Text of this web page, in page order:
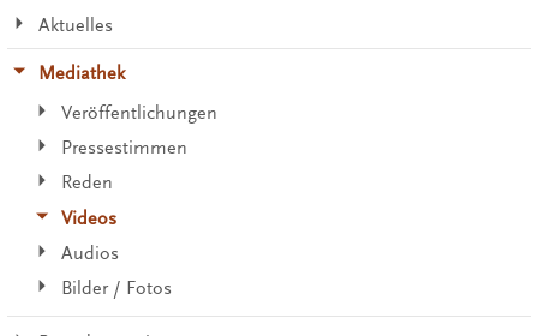
Aktuelles
Mediathek
Veröffentlichungen
Pressestimmen
Reden
Videos
Audios
Bilder / Fotos